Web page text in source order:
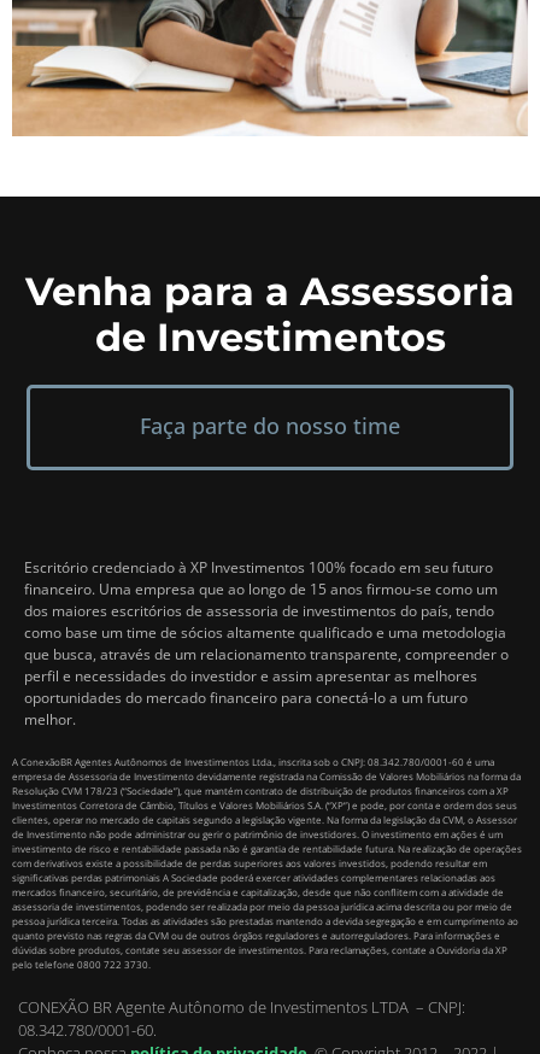
Venha para a Assessoria
de Investimentos
Faça parte do nosso time
Escritório credenciado à XP Investimentos 100% focado em seu futuro
financeiro. Uma empresa que ao longo de 15 anos firmou-se como um
dos maiores escritórios de assessoria de investimentos do país, tendo
como base um time de sócios altamente qualificado e uma metodologia
que busca, através de um relacionamento transparente, compreender o
perfil e necessidades do investidor e assim apresentar as melhores
oportunidades do mercado financeiro para conectá-lo a um futuro
melhor.
A ConexãoBR Agentes Autônomos de Investimentos Ltda., inscrita sob o CNPJ: 08.342.780/0001-60 é uma
empresa de Assessoria de Investimento devidamente registrada na Comissão de Valores Mobiliários na forma da
Resolução CVM 178/23 (“Sociedade”), que mantém contrato de distribuição de produtos financeiros com a XP
Investimentos Corretora de Câmbio, Títulos e Valores Mobiliários S.A. (“XP”) e pode, por conta e ordem dos seus
clientes, operar no mercado de capitais segundo a legislação vigente. Na forma da legislação da CVM, o Assessor
de Investimento não pode administrar ou gerir o patrimônio de investidores. O investimento em ações é um
investimento de risco e rentabilidade passada não é garantia de rentabilidade futura. Na realização de operações
com derivativos existe a possibilidade de perdas superiores aos valores investidos, podendo resultar em
significativas perdas patrimoniais A Sociedade poderá exercer atividades complementares relacionadas aos
mercados financeiro, securitário, de previdência e capitalização, desde que não conflitem com a atividade de
assessoria de investimentos, podendo ser realizada por meio da pessoa jurídica acima descrita ou por meio de
pessoa jurídica terceira. Todas as atividades são prestadas mantendo a devida segregação e em cumprimento ao
quanto previsto nas regras da CVM ou de outros órgãos reguladores e autorreguladores. Para informações e
dúvidas sobre produtos, contate seu assessor de investimentos. Para reclamações, contate a Ouvidoria da XP
pelo telefone 0800 722 3730.
CONEXÃO BR Agente Autônomo de Investimentos LTDA – CNPJ:
08.342.780/0001-60.